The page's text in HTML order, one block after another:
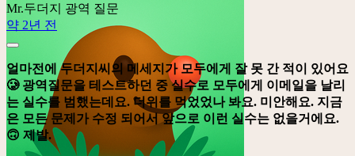
Mr.두더지
광역 질문
약 2년 전
얼마전에 두더지씨의 메세지가 모두에게 잘 못 간 적이 있어요
🥲 광역질문을 테스트하던 중 실수로 모두에게 이메일을 날리
는 실수를 범했는데요. 더위를 먹었었나 봐요. 미안해요. 지금
은 모든 문제가 수정 되어서 앞으로 이런 실수는 없을거에요.
🙃 제발.